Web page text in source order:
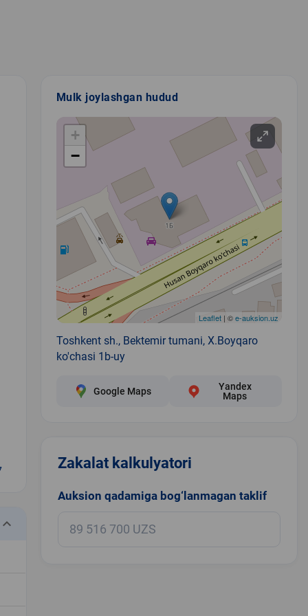
Mulk joylashgan hudud
+
−
Leaflet| ©e-auksion.uz
Toshkent sh., Bektemir tumani, X.Boyqaro
ko'chasi 1b-uy
Google Maps
Yandex
Maps
Zakalat kalkulyatori
Auksion qadamiga bog‘lanmagan taklif